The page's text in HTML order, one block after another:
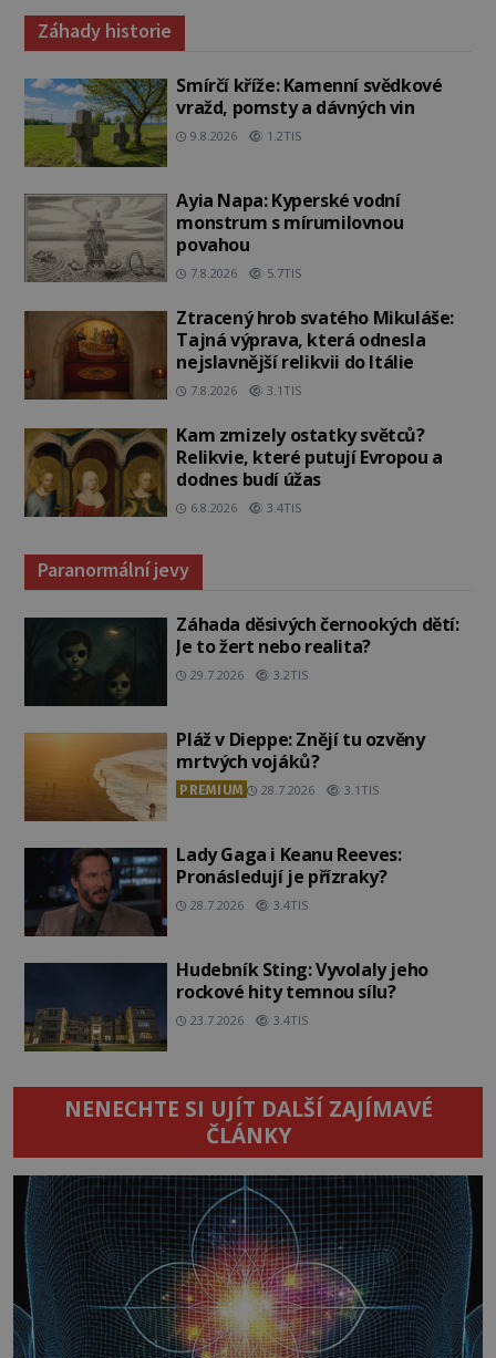
Záhady historie
Smírčí kříže: Kamenní svědkové
vražd, pomsty a dávných vin
9.8.2026 1.2TIS
Ayia Napa: Kyperské vodní
monstrum s mírumilovnou
povahou
7.8.2026 5.7TIS
Ztracený hrob svatého Mikuláše:
Tajná výprava, která odnesla
nejslavnější relikvii do Itálie
7.8.2026 3.1TIS
Kam zmizely ostatky světců?
Relikvie, které putují Evropou a
dodnes budí úžas
6.8.2026 3.4TIS
Paranormální jevy
Záhada děsivých černookých dětí:
Je to žert nebo realita?
29.7.2026 3.2TIS
Pláž v Dieppe: Znějí tu ozvěny
mrtvých vojáků?
PREMIUM 28.7.2026 3.1TIS
Lady Gaga i Keanu Reeves:
Pronásledují je přízraky?
28.7.2026 3.4TIS
Hudebník Sting: Vyvolaly jeho
rockové hity temnou sílu?
23.7.2026 3.4TIS
NENECHTE SI UJÍT DALŠÍ ZAJÍMAVÉ
ČLÁNKY